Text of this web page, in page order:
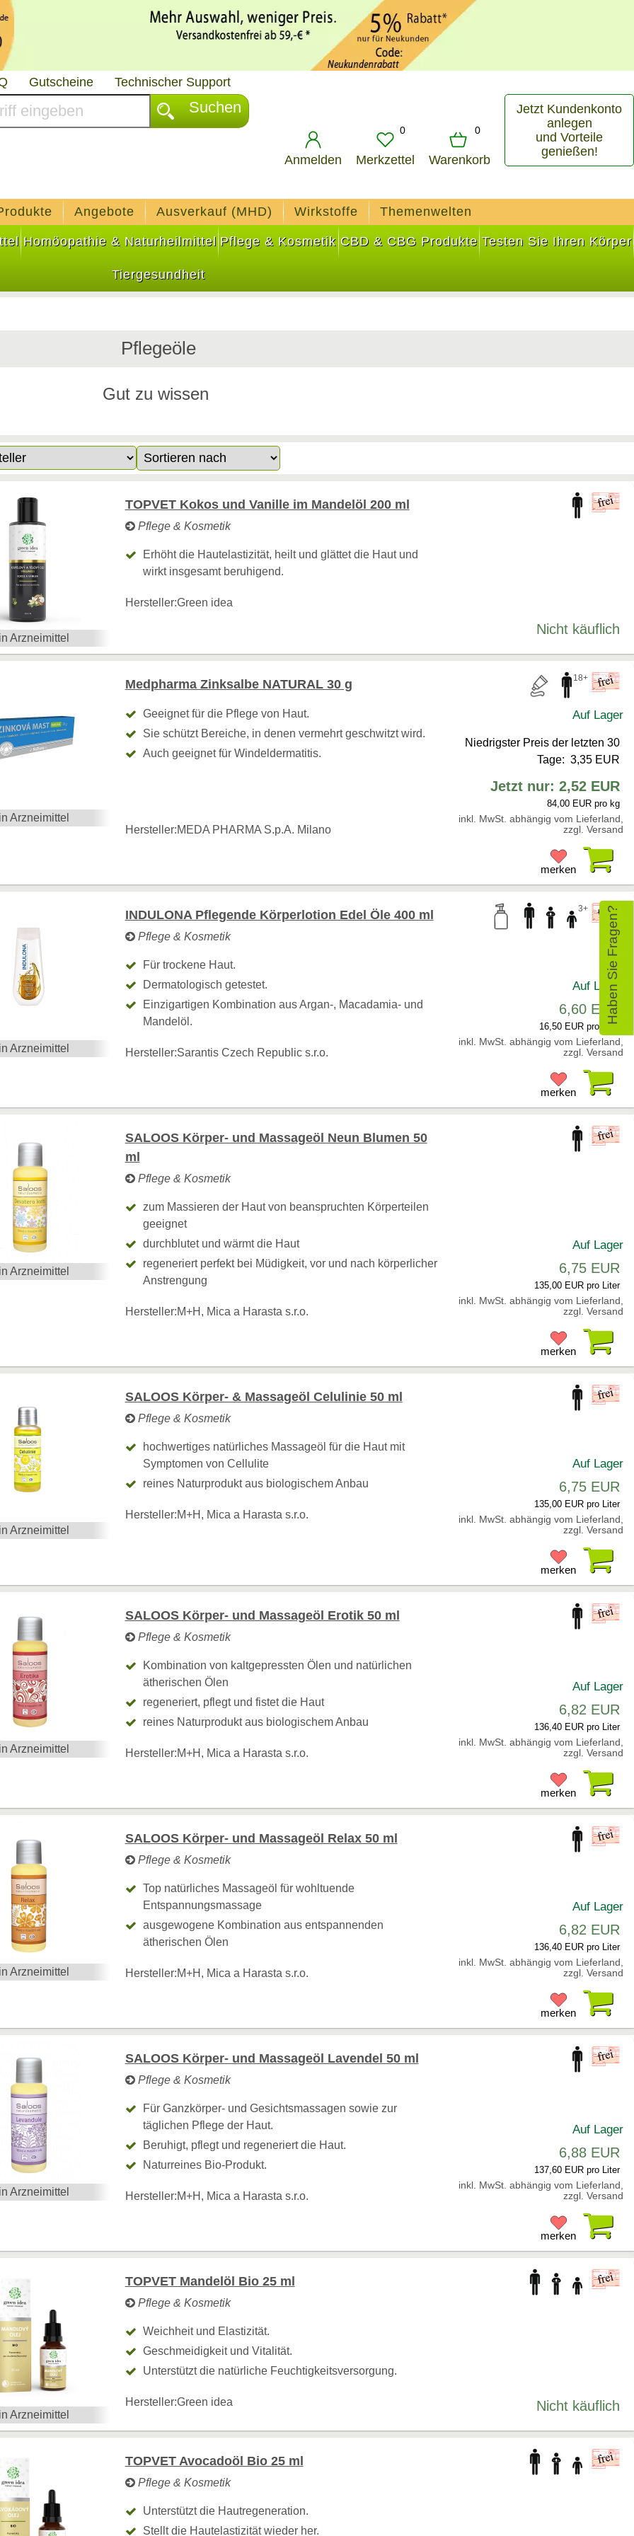
Gutscheine Technischer Support
Suchen
Anmelden
0
Merkzettel
0
Warenkorb
Jetzt Kundenkonto
anlegen
und Vorteile
genießen!
Angebote Ausverkauf (MHD) Wirkstoffe Themenwelten
Homöopathie & Naturheilmittel Pflege & Kosmetik CBD & CBG Produkte Testen Sie Ihren Körper
Tiergesundheit
Pflegeöle
Gut zu wissen
Arzneimittel
TOPVET Kokos und Vanille im Mandelöl 200 ml
Pflege & Kosmetik
Erhöht die Hautelastizität, heilt und glättet die Haut und
wirkt insgesamt beruhigend.
Hersteller:Green idea
Nicht käuflich
Arzneimittel
Medpharma Zinksalbe NATURAL 30 g
Geeignet für die Pflege von Haut.
Sie schützt Bereiche, in denen vermehrt geschwitzt wird.
Auch geeignet für Windeldermatitis.
Hersteller:MEDA PHARMA S.p.A. Milano
18+
Auf Lager
Niedrigster Preis der letzten 30
Tage: 3,35 EUR
Jetzt nur: 2,52 EUR
84,00 EUR pro kg
inkl. MwSt. abhängig vom Lieferland,
zzgl. Versand
merken
Arzneimittel
INDULONA Pflegende Körperlotion Edel Öle 400 ml
Pflege & Kosmetik
Für trockene Haut.
Dermatologisch getestet.
Einzigartigen Kombination aus Argan-, Macadamia- und
Mandelöl.
Hersteller:Sarantis Czech Republic s.r.o.
3+
Auf Lager
6,60 EUR
16,50 EUR pro Liter
inkl. MwSt. abhängig vom Lieferland,
zzgl. Versand
merken
Arzneimittel
SALOOS Körper- und Massageöl Neun Blumen 50
ml
Pflege & Kosmetik
zum Massieren der Haut von beanspruchten Körperteilen
geeignet
durchblutet und wärmt die Haut
regeneriert perfekt bei Müdigkeit, vor und nach körperlicher
Anstrengung
Hersteller:M+H, Mica a Harasta s.r.o.
Auf Lager
6,75 EUR
135,00 EUR pro Liter
inkl. MwSt. abhängig vom Lieferland,
zzgl. Versand
merken
Arzneimittel
SALOOS Körper- & Massageöl Celulinie 50 ml
Pflege & Kosmetik
hochwertiges natürliches Massageöl für die Haut mit
Symptomen von Cellulite
reines Naturprodukt aus biologischem Anbau
Hersteller:M+H, Mica a Harasta s.r.o.
Auf Lager
6,75 EUR
135,00 EUR pro Liter
inkl. MwSt. abhängig vom Lieferland,
zzgl. Versand
merken
Arzneimittel
SALOOS Körper- und Massageöl Erotik 50 ml
Pflege & Kosmetik
Kombination von kaltgepressten Ölen und natürlichen
ätherischen Ölen
regeneriert, pflegt und fistet die Haut
reines Naturprodukt aus biologischem Anbau
Hersteller:M+H, Mica a Harasta s.r.o.
Auf Lager
6,82 EUR
136,40 EUR pro Liter
inkl. MwSt. abhängig vom Lieferland,
zzgl. Versand
merken
Arzneimittel
SALOOS Körper- und Massageöl Relax 50 ml
Pflege & Kosmetik
Top natürliches Massageöl für wohltuende
Entspannungsmassage
ausgewogene Kombination aus entspannenden
ätherischen Ölen
Hersteller:M+H, Mica a Harasta s.r.o.
Auf Lager
6,82 EUR
136,40 EUR pro Liter
inkl. MwSt. abhängig vom Lieferland,
zzgl. Versand
merken
Arzneimittel
SALOOS Körper- und Massageöl Lavendel 50 ml
Pflege & Kosmetik
Für Ganzkörper- und Gesichtsmassagen sowie zur
täglichen Pflege der Haut.
Beruhigt, pflegt und regeneriert die Haut.
Naturreines Bio-Produkt.
Hersteller:M+H, Mica a Harasta s.r.o.
Auf Lager
6,88 EUR
137,60 EUR pro Liter
inkl. MwSt. abhängig vom Lieferland,
zzgl. Versand
merken
Arzneimittel
TOPVET Mandelöl Bio 25 ml
Pflege & Kosmetik
Weichheit und Elastizität.
Geschmeidigkeit und Vitalität.
Unterstützt die natürliche Feuchtigkeitsversorgung.
Hersteller:Green idea Nicht käuflich
TOPVET Avocadoöl Bio 25 ml
Pflege & Kosmetik
Unterstützt die Hautregeneration.
Stellt die Hautelastizität wieder her.
Haben Sie Fragen?